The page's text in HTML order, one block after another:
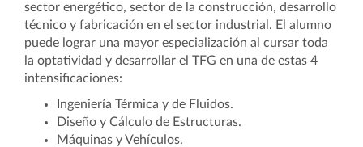
sector energético, sector de la construcción, desarrollo
técnico y fabricación en el sector industrial. El alumno
puede lograr una mayor especialización al cursar toda
la optatividad y desarrollar el TFG en una de estas 4
intensificaciones:
Ingeniería Térmica y de Fluidos.
Diseño y Cálculo de Estructuras.
Máquinas y Vehículos.